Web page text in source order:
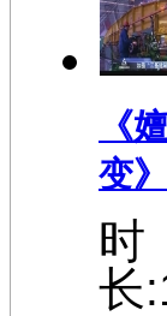
《嬗
变》
时
长